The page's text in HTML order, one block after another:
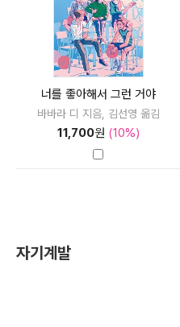
너를 좋아해서 그런 거야
바바라 디 지음, 김선영 옮김
11,700원 (10%)
자기계발